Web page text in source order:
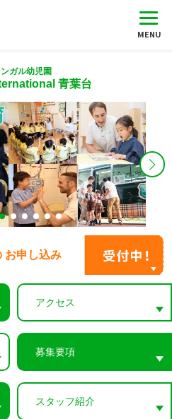
ガル幼児園
青葉台
お申し込み
アクセス
募集要項
スタッフ紹介